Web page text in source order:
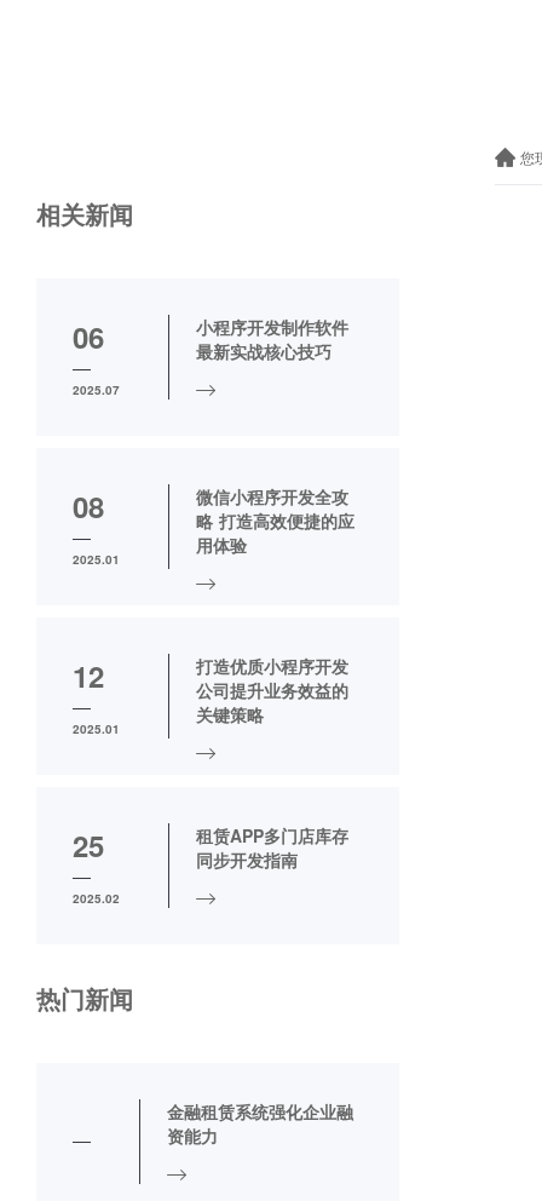
相关新闻
06
2025.07
小程序开发制作软件
最新实战核心技巧
08
2025.01
微信小程序开发全攻
略 打造高效便捷的应
用体验
12
2025.01
打造优质小程序开发
公司提升业务效益的
关键策略
25
2025.02
租赁APP多门店库存
同步开发指南
热门新闻
金融租赁系统强化企业融
资能力
您